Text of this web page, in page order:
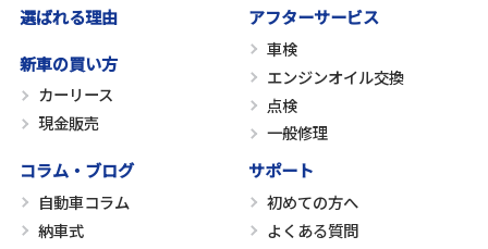
選ばれる理由
新車の買い方
カーリース
現金販売
アフターサービス
車検
エンジンオイル交換
点検
一般修理
コラム・ブログ
自動車コラム
納車式
サポート
初めての方へ
よくある質問